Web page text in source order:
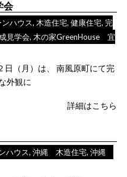
会
ンハウス, 木造住宅,健康住宅,完
見学会, 木の家GreenHouse 宜
日（月）は、 南風原町にて完
外観に
詳細はこちら
ハウス,沖縄 木造住宅,沖縄